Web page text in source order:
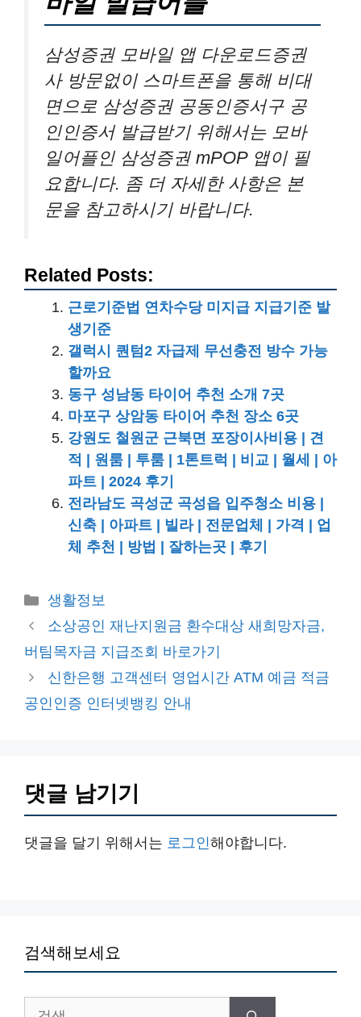
삼성증권 모바일 앱 다운로드증권
사 방문없이 스마트폰을 통해 비대
면으로 삼성증권 공동인증서구 공
인인증서 발급받기 위해서는 모바
일어플인 삼성증권 mPOP 앱이 필
요합니다. 좀 더 자세한 사항은 본
문을 참고하시기 바랍니다.
Related Posts:
근로기준법 연차수당 미지급 지급기준 발
생기준
갤럭시 퀀텀2 자급제 무선충전 방수 가능
할까요
동구 성남동 타이어 추천 소개 7곳
마포구 상암동 타이어 추천 장소 6곳
강원도 철원군 근북면 포장이사비용 | 견
적 | 원룸 | 투룸 | 1톤트럭 | 비교 | 월세 | 아
파트 | 2024 후기
전라남도 곡성군 곡성읍 입주청소 비용 |
신축 | 아파트 | 빌라 | 전문업체 | 가격 | 업
체 추천 | 방법 | 잘하는곳 | 후기
카
테
리
생활정보
소상공인 재난지원금 환수대상 새희망자금,
버팀목자금 지급조회 바로가기
신한은행 고객센터 영업시간 ATM 예금 적금
공인인증 인터넷뱅킹 안내
댓글 남기기
댓글을 달기 위해서는 로그인해야합니다.
검색해보세요